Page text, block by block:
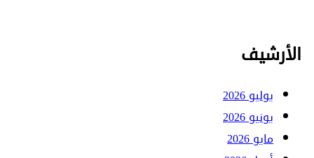
الأرشيف
يوليو 2026
يونيو 2026
مايو 2026